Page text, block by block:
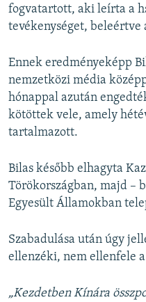
fogvatartott, aki leírta a
tevékenységet, beleértve
Ennek eredményeképp
nemzetközi média
hónappal azután
kötöttek vele, amely
tartalmazott.
Bilas később elhagyta
Törökországban, majd –
Egyesült Államokban
Szabadulása után úgy
ellenzéki, nem ellenfele
„Kezdetben Kínára